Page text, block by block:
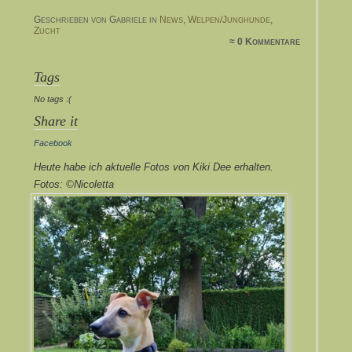
Geschrieben von Gabriele in News, Welpen/Junghunde,
Zucht
≈ 0 Kommentare
Tags
No tags :(
Share it
Facebook
Heute habe ich aktuelle Fotos von Kiki Dee erhalten.
Fotos: ©Nicoletta